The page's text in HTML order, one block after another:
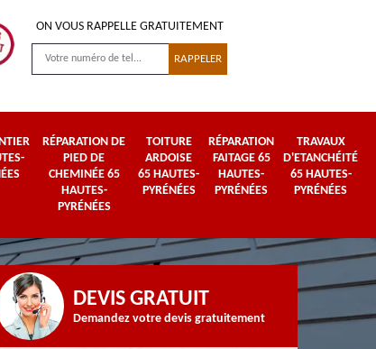
ON VOUS RAPPELLE GRATUITEMENT
RÉPARATION DE
PIED DE
CHEMINÉE 65
HAUTES-
PYRÉNÉES
TOITURE
ARDOISE
65 HAUTES-
PYRÉNÉES
RÉPARATION
FAITAGE 65
HAUTES-
PYRÉNÉES
TRAVAUX
D'ETANCHÉITÉ
65 HAUTES-
PYRÉNÉES
DEVIS GRATUIT
Demandez votre devis gratuitement